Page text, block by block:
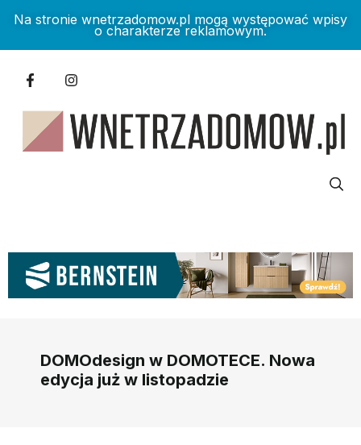
Na stronie wnetrzadomow.pl mogą występować wpisy
o charakterze reklamowym.
DOMOdesign w DOMOTECE. Nowa
edycja już w listopadzie